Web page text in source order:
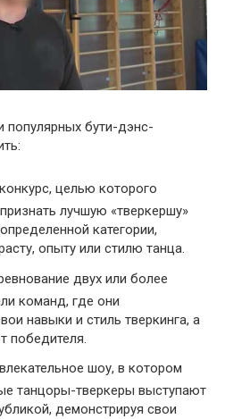
популярных бути-дэнс-
целью которого
лучшую «тверкершу»
категории,
опыту или стилю танца.
двух или более
команд, где они
навыки и стиль тверкинга, а
победителя.
шоу, в котором
танцоры-тверкеры выступают
демонстрируя свои